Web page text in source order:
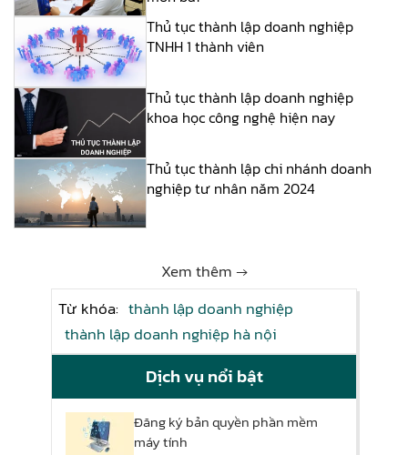
Thủ tục thành lập doanh nghiệp
TNHH 1 thành viên
Thủ tục thành lập doanh nghiệp
khoa học công nghệ hiện nay
Thủ tục thành lập chi nhánh doanh
nghiệp tư nhân năm 2024
Xem thêm →
Từ khóa: thành lập doanh nghiệp
thành lập doanh nghiệp hà nội
Dịch vụ nổi bật
Đăng ký bản quyền phần mềm
máy tính